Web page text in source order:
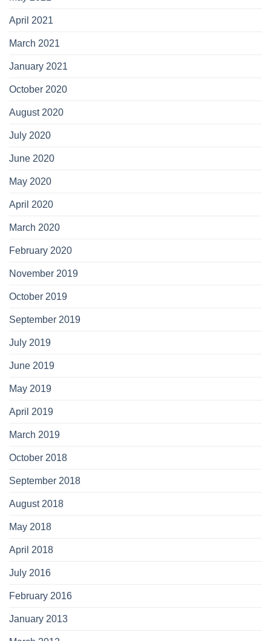
April 2021
March 2021
January 2021
October 2020
August 2020
July 2020
June 2020
May 2020
April 2020
March 2020
February 2020
November 2019
October 2019
September 2019
July 2019
June 2019
May 2019
April 2019
March 2019
October 2018
September 2018
August 2018
May 2018
April 2018
July 2016
February 2016
January 2013